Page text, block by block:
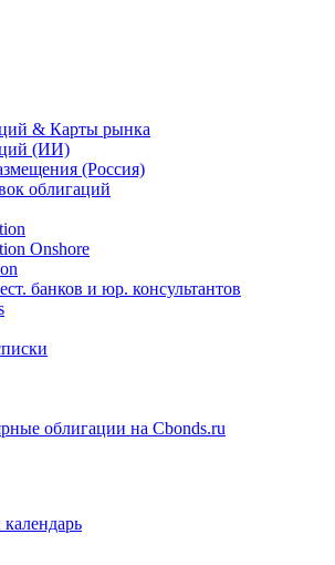
& Карты рынка
(ИИ)
(Россия)
облигаций
Onshore
банков и юр. консультантов
облигации на Cbonds.ru